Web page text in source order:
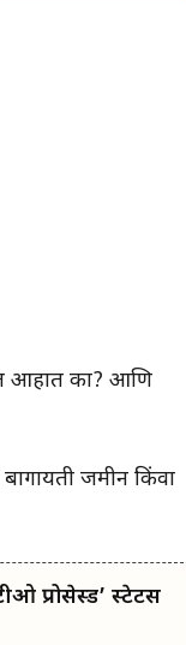
आहात का? आणि
जमीन किंवा
प्रोसेस्ड’ स्टेटस